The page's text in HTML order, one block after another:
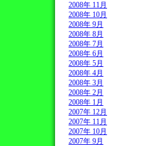
2008年 11月
2008年 10月
2008年 9月
2008年 8月
2008年 7月
2008年 6月
2008年 5月
2008年 4月
2008年 3月
2008年 2月
2008年 1月
2007年 12月
2007年 11月
2007年 10月
2007年 9月